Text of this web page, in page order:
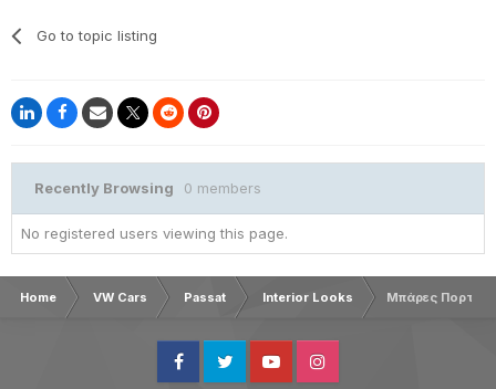
Go to topic listing
Recently Browsing 0 members
No registered users viewing this page.
Home VW Cars Passat Interior Looks Μπάρες Πορτ
FacebookTwitter YoutubeInstagram